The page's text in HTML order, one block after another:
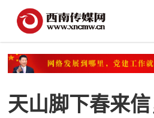
天山脚下春来